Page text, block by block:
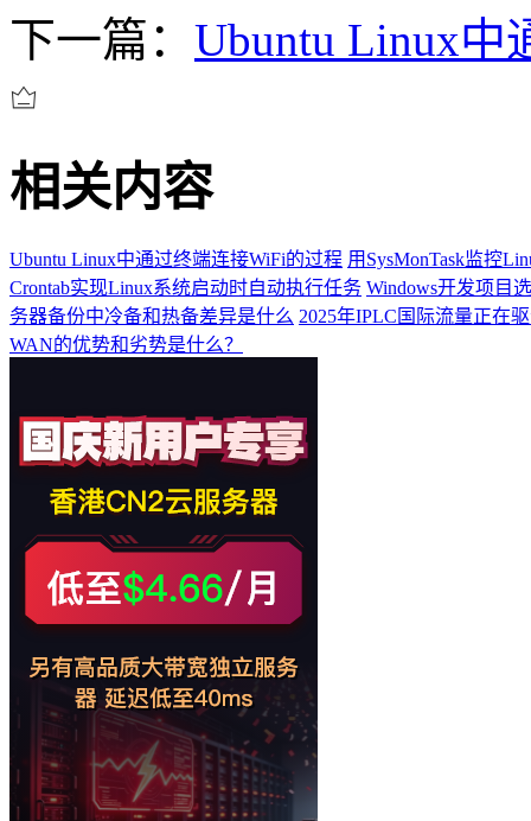
下一篇： Ubuntu Linux中
相关内容
Ubuntu Linux中通过终端连接WiFi的过程 用SysMonTask监控
Crontab实现Linux系统启动时自动执行任务 Windows开发项目
务器备份中冷备和热备差异是什么 2025年IPLC国际流量正在
WAN的优势和劣势是什么？